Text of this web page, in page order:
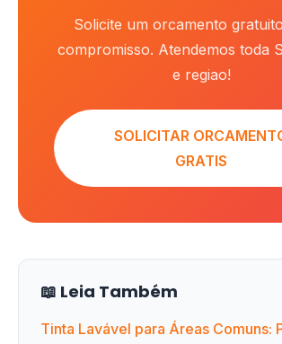
Solicite um orcamento
compromisso. Atendemos toda
e regiao!
SOLICITAR
GRATIS
📖 Leia Também
Tinta Lavável para Áreas Comuns: